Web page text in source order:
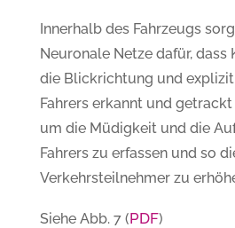
Innerhalb des Fahrzeugs
Neuronale Netze dafür, dass
die Blickrichtung und
Fahrers erkannt und
um die Müdigkeit und die
Fahrers zu erfassen und so
Verkehrsteilnehmer zu
Siehe Abb. 7 (PDF)